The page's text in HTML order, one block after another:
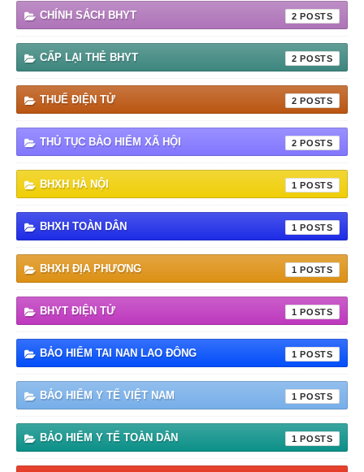
CHÍNH SÁCH BHYT 2
CẤP LẠI THẺ BHYT 2
THUẾ ĐIỆN TỬ 2
THỦ TỤC BẢO HIỂM XÃ HỘI 2
BHXH HÀ NỘI 1
BHXH TOÀN DÂN 1
BHXH ĐỊA PHƯƠNG 1
BHYT ĐIỆN TỬ 1
BẢO HIỂM TAI NAN LAO ĐÔNG 1
BẢO HIỂM Y TẾ VIỆT NAM 1
BẢO HIỂM Y TẾ TOÀN DÂN 1